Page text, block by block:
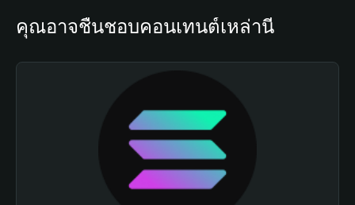
คุณอาจชื่นชอบคอนเทนต์เหล่านี้